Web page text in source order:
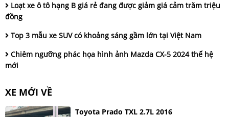
Loạt xe ô tô hạng B giá rẻ đang được giảm giá cảm trăm triệu
đồng
Top 3 mẫu xe SUV có khoảng sáng gầm lớn tại Việt Nam
Chiêm ngưỡng phác họa hình ảnh Mazda CX-5 2024 thế hệ
mới
XE MỚI VỀ
Toyota Prado TXL 2.7L 2016